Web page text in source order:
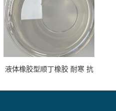
液体橡胶型顺丁橡胶 耐寒 抗